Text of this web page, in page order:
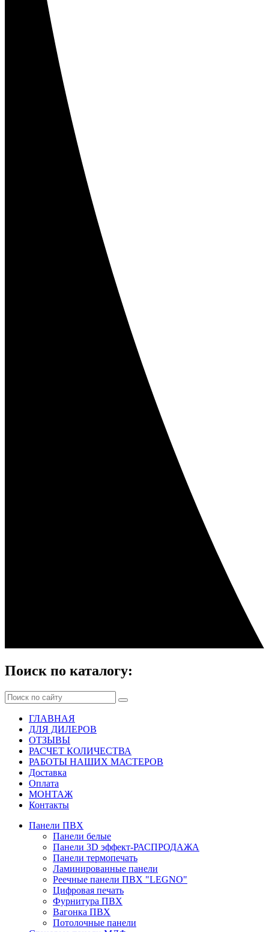
Поиск по каталогу:
ГЛАВНАЯ
ДЛЯ ДИЛЕРОВ
ОТЗЫВЫ
РАСЧЕТ КОЛИЧЕСТВА
РАБОТЫ НАШИХ МАСТЕРОВ
Доставка
Оплата
МОНТАЖ
Контакты
Панели ПВХ
Панели белые
Панели 3D эффект-РАСПРОДАЖА
Панели термопечать
Ламинированные панели
Реечные панели ПВХ "LEGNO"
Цифровая печать
Фурнитура ПВХ
Вагонка ПВХ
Потолочные панели